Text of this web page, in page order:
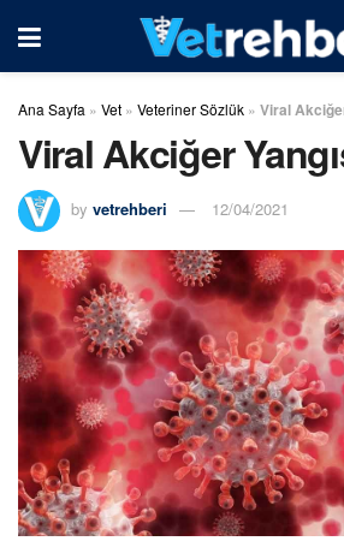
Ana Sayfa » Vet » Veteriner Sözlük » Viral
Viral Akciğer
by vetrehberi 12/04/2021